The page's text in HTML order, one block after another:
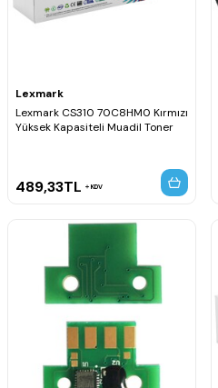
Lexmark
Lexmark CS310 70C8HM0 Kırmızı
Yüksek Kapasiteli Muadil Toner
489,33TL KDV